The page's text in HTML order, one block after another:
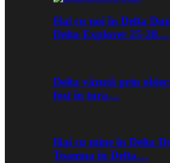
Hai cu noi în Delta
Delta Explorer 25-28…
Delta văzută prin
fost în tura…
Hai cu mine în Delta
Toamna în Delta…